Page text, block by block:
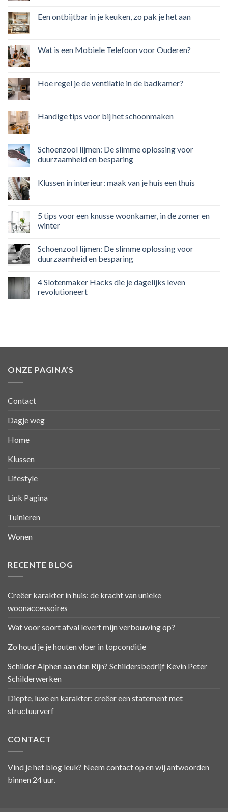
Een ontbijtbar in je keuken, zo pak je het aan
Wat is een Mobiele Telefoon voor Ouderen?
Hoe regel je de ventilatie in de badkamer?
Handige tips voor bij het schoonmaken
Schoenzool lijmen: De slimme oplossing voor
duurzaamheid en besparing
Klussen in interieur: maak van je huis een thuis
5 tips voor een knusse woonkamer, in de zomer en
winter
Schoenzool lijmen: De slimme oplossing voor
duurzaamheid en besparing
4 Slotenmaker Hacks die je dagelijks leven
revolutioneert
ONZE PAGINA’S
Contact
Dagje weg
Home
Klussen
Lifestyle
Link Pagina
Tuinieren
Wonen
RECENTE BLOG
Creëer karakter in huis: de kracht van unieke
woonaccessoires
Wat voor soort afval levert mijn verbouwing op?
Zo houd je je houten vloer in topconditie
Schilder Alphen aan den Rijn? Schildersbedrijf Kevin Peter
Schilderwerken
Diepte, luxe en karakter: creëer een statement met
structuurverf
CONTACT
Vind je het blog leuk? Neem contact op en wij antwoorden
binnen 24 uur.